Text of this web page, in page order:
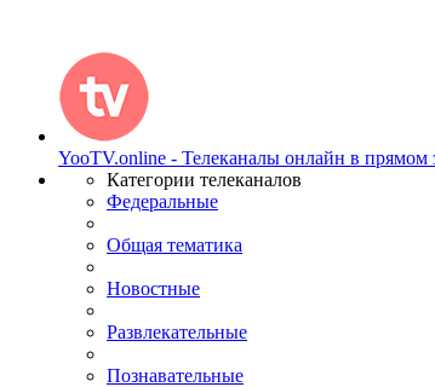
YooTV.online - Телеканалы онлайн в прямом
Категории телеканалов
Федеральные
Общая тематика
Новостные
Развлекательные
Познавательные